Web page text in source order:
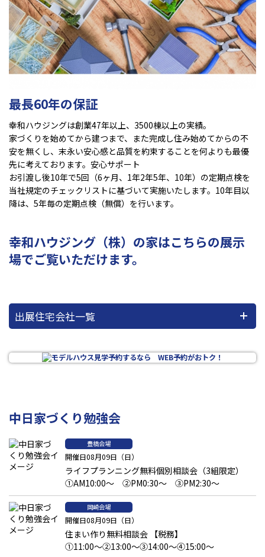
最長60年の保証
幸和ハウジングは創業47年以上、3500棟以上の実績。
家づくりを始めてから建つまで、また完成し住み始めてからの不
安を無くし、末永い安心感と品質を約束することを何よりも最優
先に考えております。安心サポート
お引渡し後10年で5回（6ヶ月、1年2年5年、10年）の定期点検を
当社規定のチェックリストに基づいて実施いたします。10年目以
降は、5年毎の定期点検（無償）を行います。
幸和ハウジング（株）の家はこちらの展示
場でご覧いただけます。
出展住宅会社一覧
中日家づくり勉強会
豊橋会場
開催日08月09日（日）
ライフプランニング無料個別相談会（3組限定）
①AM10:00～ ②PM0:30～ ③PM2:30～
岡崎会場
開催日08月09日（日）
住まい作り無料相談会 【税務】
①11:00～②13:00～③14:00～④15:00～